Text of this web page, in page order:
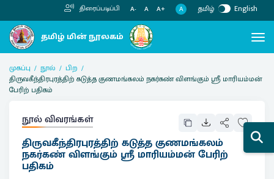
திரைப்படிப்பி A- A A+ A தமிழ் English
முகப்பு நூல்
பிற
திருவகீந்திரபுரத்திற் கடுத்த குணமங்கலம் நகர்கண் விளங்கும் ஸ்ரீ மாரியம்மன்
பேரிற் பதிகம்
நூல் விவரங்கள்
திருவகீந்திரபுரத்திற் கடுத்த குணமங்கலம்
நகர்கண் விளங்கும் ஸ்ரீ மாரியம்மன் பேரிற்
பதிகம்